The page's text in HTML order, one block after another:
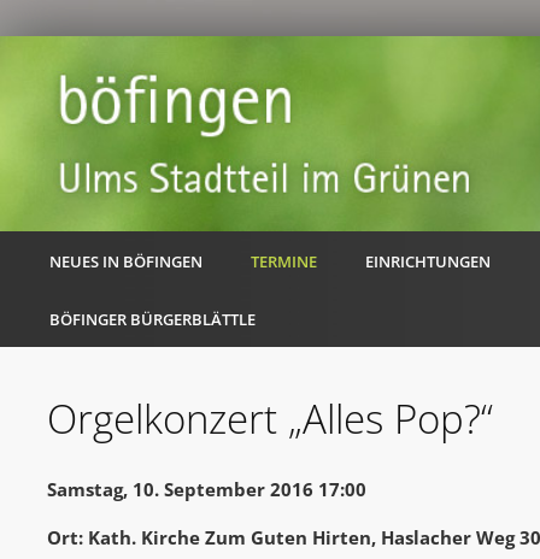
NEUES IN BÖFINGEN TERMINE EINRICHTUNGEN
BÖFINGER BÜRGERBLÄTTLE
Orgelkonzert „Alles Pop?“
Samstag, 10. September 2016 17:00
Ort: Kath. Kirche Zum Guten Hirten, Haslacher Weg